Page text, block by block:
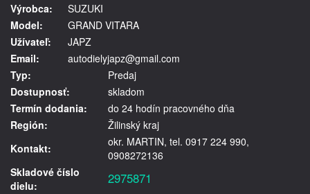
Výrobca:
SUZUKI
Model:
GRAND VITARA
Užívateľ:
JAPZ
Email:
autodielyjapz@gmail.com
Typ:
Predaj
Dostupnosť:
skladom
Termín dodania:
do 24 hodín pracovného dňa
Región:
Žilinský kraj
Kontakt:
okr. MARTIN, tel. 0917 224 990,
0908272136
Skladové číslo
dielu:
2975871